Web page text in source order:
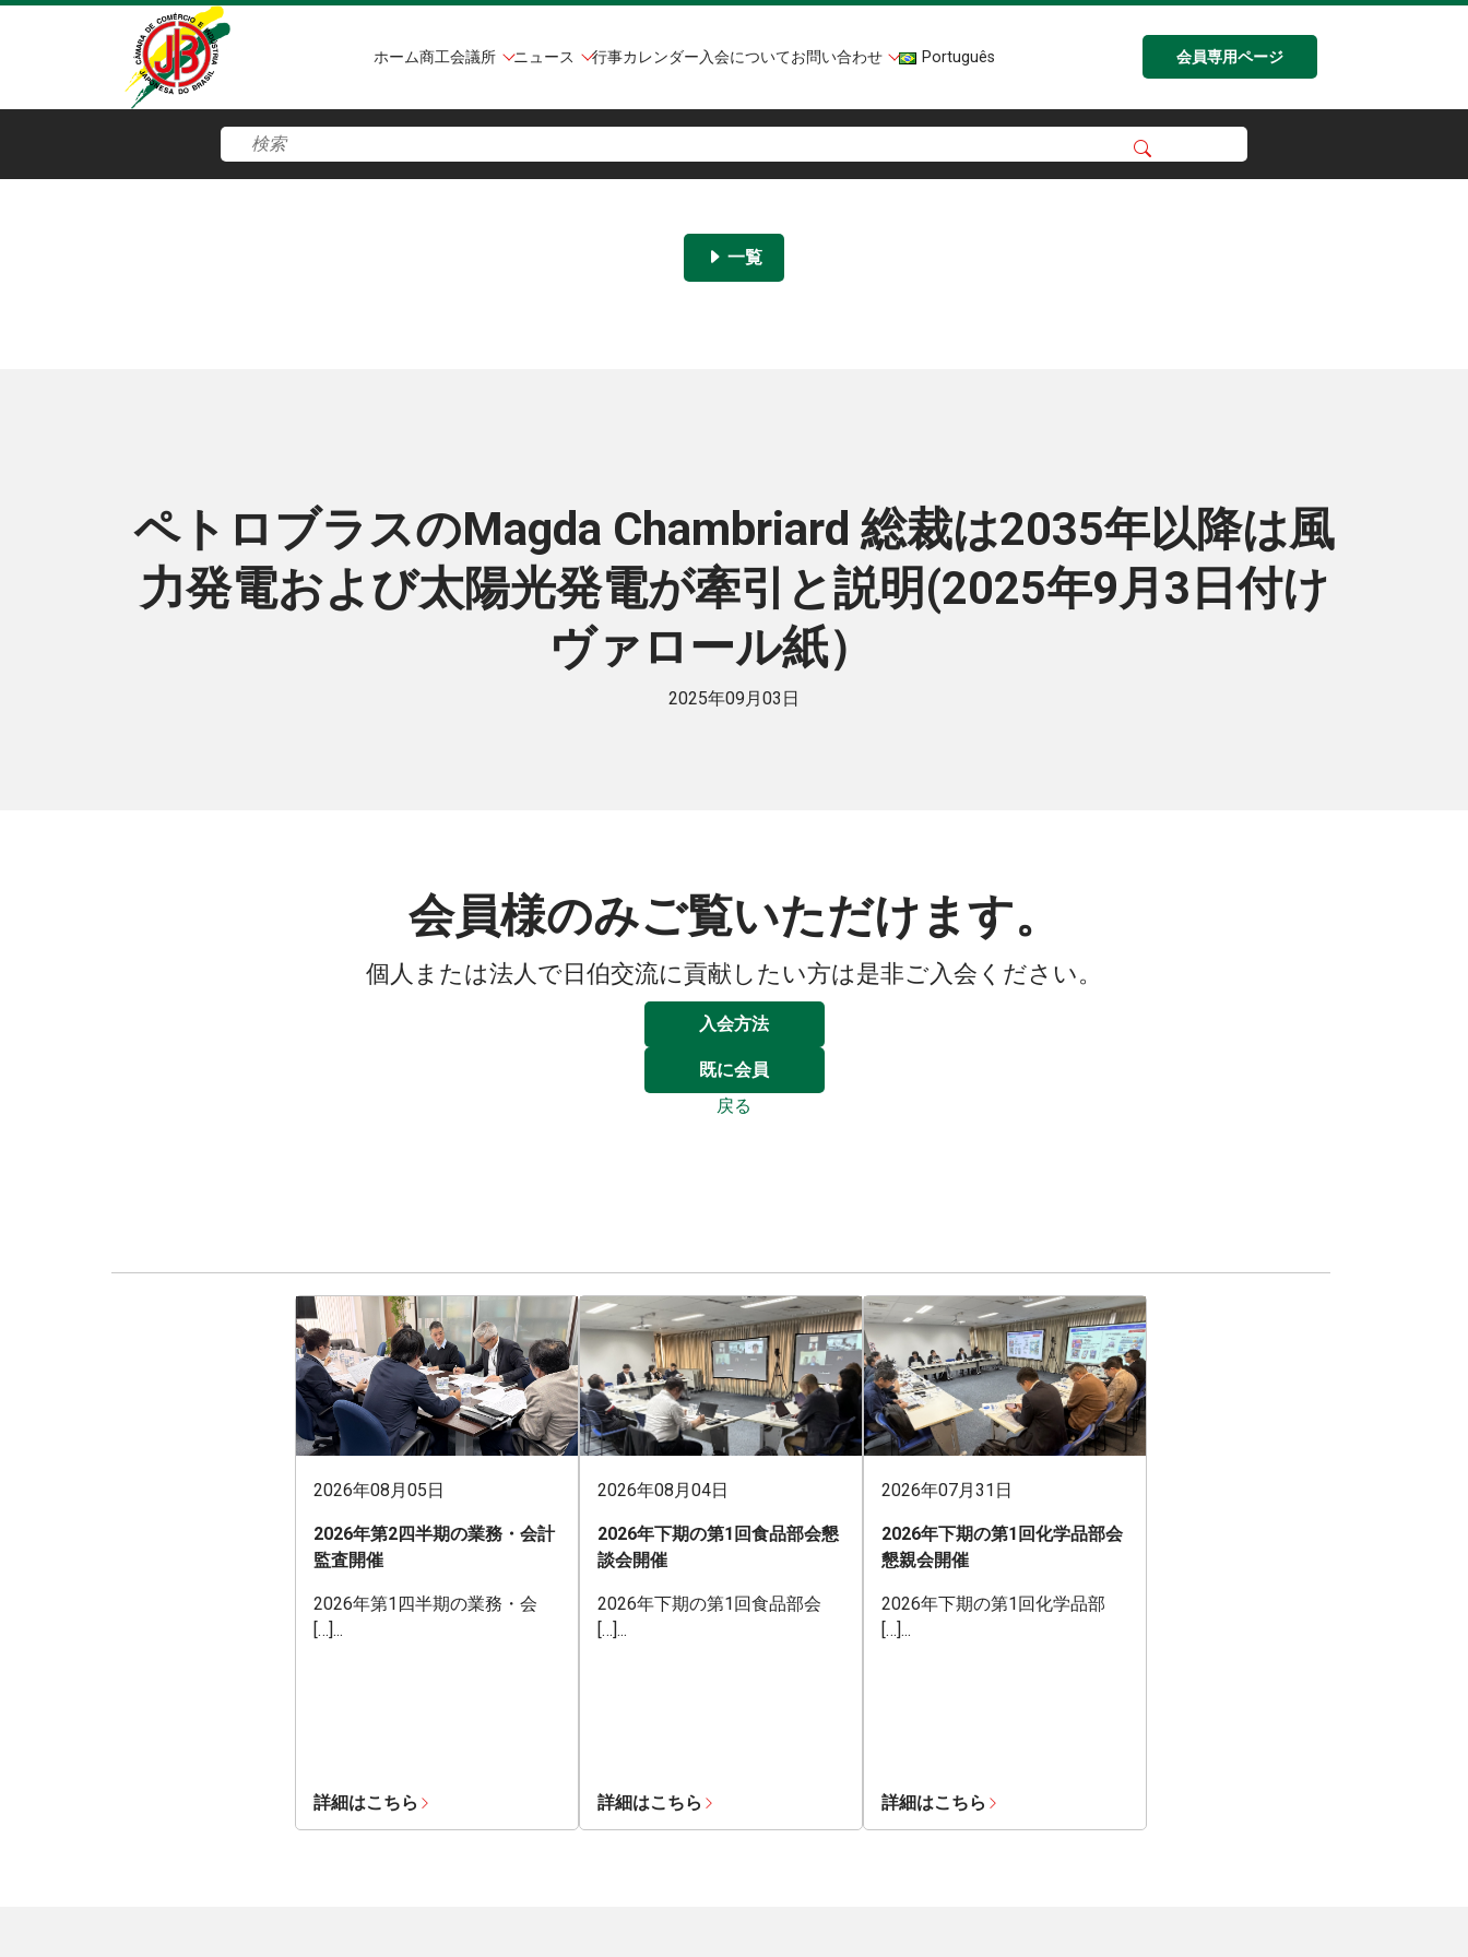
ホーム商工会議所 ニュース 行事カレンダー入会についてお問い合わせ Português 会員専用ページ
一覧
ペトロブラスのMagda Chambriard 総裁は2035年以降は風
力発電および太陽光発電が牽引と説明(2025年9月3日付け
ヴァロール紙）
2025年09月03日
会員様のみご覧いただけます。
個人または法人で日伯交流に貢献したい方は是非ご入会ください。
入会方法
既に会員
戻る
2026年08月05日
2026年第2四半期の業務・会計
監査開催
2026年第1四半期の業務・会
[…]...
詳細はこちら
2026年08月04日
2026年下期の第1回食品部会懇
談会開催
2026年下期の第1回食品部会
[…]...
詳細はこちら
2026年07月31日
2026年下期の第1回化学品部会
懇親会開催
2026年下期の第1回化学品部
[…]...
詳細はこちら